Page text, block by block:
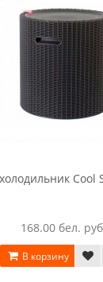
Cool
168.00 бел.
В корзину